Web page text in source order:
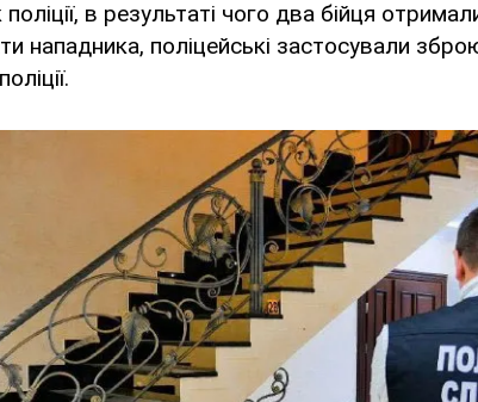
поліції, в результаті чого два бійця
нападника, поліцейські застосували